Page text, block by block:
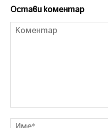
Остави коментар